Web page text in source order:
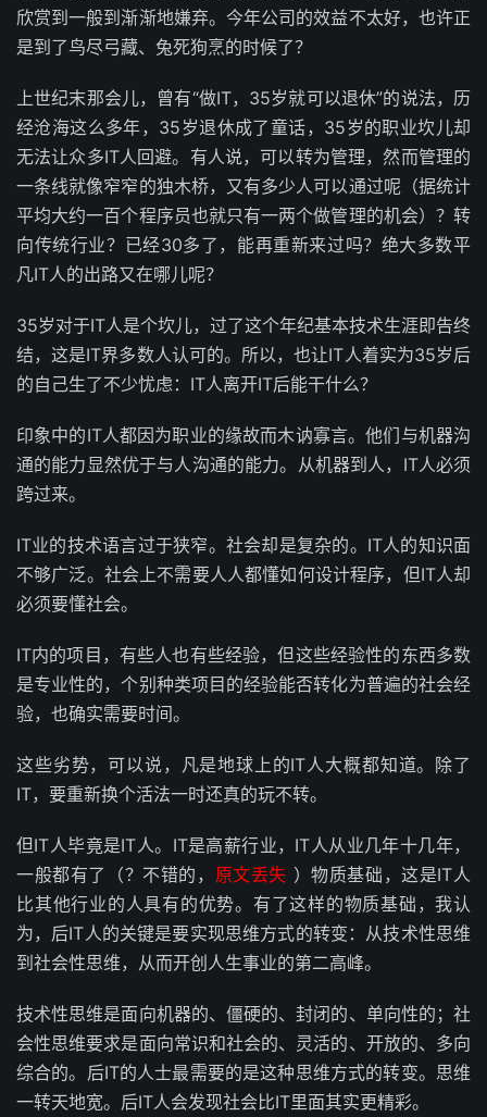
欣赏到一般到渐渐地嫌弃。今年公司的效益不太好，也许正
是到了鸟尽弓藏、兔死狗烹的时候了？
上世纪末那会儿，曾有“做IT，35岁就可以退休”的说法，历
经沧海这么多年，35岁退休成了童话，35岁的职业坎儿却
无法让众多IT人回避。有人说，可以转为管理，然而管理的
一条线就像窄窄的独木桥，又有多少人可以通过呢（据统计
平均大约一百个程序员也就只有一两个做管理的机会）？转
向传统行业？已经30多了，能再重新来过吗？绝大多数平
凡IT人的出路又在哪儿呢？
35岁对于IT人是个坎儿，过了这个年纪基本技术生涯即告终
结，这是IT界多数人认可的。所以，也让IT人着实为35岁后
的自己生了不少忧虑：IT人离开IT后能干什么？
印象中的IT人都因为职业的缘故而木讷寡言。他们与机器沟
通的能力显然优于与人沟通的能力。从机器到人，IT人必须
跨过来。
IT业的技术语言过于狭窄。社会却是复杂的。IT人的知识面
不够广泛。社会上不需要人人都懂如何设计程序，但IT人却
必须要懂社会。
IT内的项目，有些人也有些经验，但这些经验性的东西多数
是专业性的，个别种类项目的经验能否转化为普遍的社会经
验，也确实需要时间。
这些劣势，可以说，凡是地球上的IT人大概都知道。除了
IT，要重新换个活法一时还真的玩不转。
但IT人毕竟是IT人。IT是高薪行业，IT人从业几年十几年，
一般都有了（？不错的， 原文丢失 ）物质基础，这是IT人
比其他行业的人具有的优势。有了这样的物质基础，我认
为，后IT人的关键是要实现思维方式的转变：从技术性思维
到社会性思维，从而开创人生事业的第二高峰。
技术性思维是面向机器的、僵硬的、封闭的、单向性的；社
会性思维要求是面向常识和社会的、灵活的、开放的、多向
综合的。后IT的人士最需要的是这种思维方式的转变。思维
一转天地宽。后IT人会发现社会比IT里面其实更精彩。